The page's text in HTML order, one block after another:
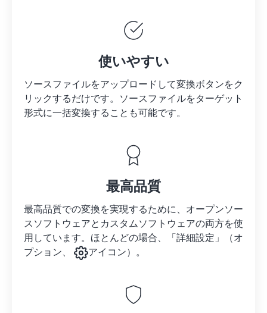
使いやすい
ソースファイルをアップロードして変換ボタンをク
リックするだけです。 ソースファイルをターゲット
形式に一括変換することも可能です。
最高品質
最高品質での変換を実現するために、オープンソー
スソフトウェアとカスタムソフトウェアの両方を使
用しています。ほとんどの場合、「詳細設定」（オ
プション、
アイコン）。